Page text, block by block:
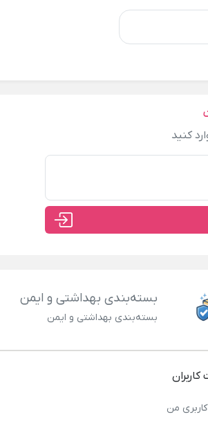
کنید
بسته‌بندی بهداشتی و ایمن
بسته‌بندی بهداشتی و ایمن
من